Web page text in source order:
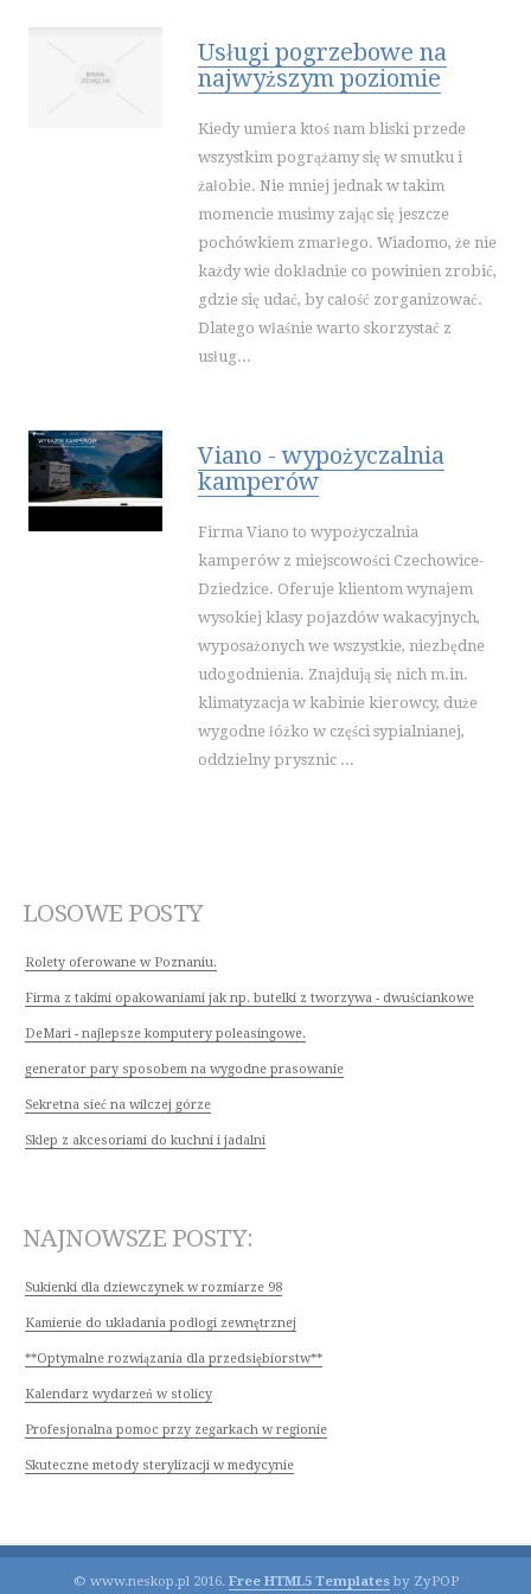
Usługi pogrzebowe na
najwyższym poziomie
Kiedy umiera ktoś nam bliski przede
wszystkim pogrążamy się w smutku i
żałobie. Nie mniej jednak w takim
momencie musimy zając się jeszcze
pochówkiem zmarłego. Wiadomo, że nie
każdy wie dokładnie co powinien zrobić,
gdzie się udać, by całość zorganizować.
Dlatego właśnie warto skorzystać z
usług...
Viano - wypożyczalnia
kamperów
Firma Viano to wypożyczalnia
kamperów z miejscowości Czechowice-
Dziedzice. Oferuje klientom wynajem
wysokiej klasy pojazdów wakacyjnych,
wyposażonych we wszystkie, niezbędne
udogodnienia. Znajdują się nich m.in.
klimatyzacja w kabinie kierowcy, duże
wygodne łóżko w części sypialnianej,
oddzielny prysznic ...
LOSOWE POSTY
Rolety oferowane w Poznaniu.
Firma z takimi opakowaniami jak np. butelki z tworzywa - dwuściankowe
DeMari - najlepsze komputery poleasingowe.
generator pary sposobem na wygodne prasowanie
Sekretna sieć na wilczej górze
Sklep z akcesoriami do kuchni i jadalni
NAJNOWSZE POSTY:
Sukienki dla dziewczynek w rozmiarze 98
Kamienie do układania podłogi zewnętrznej
**Optymalne rozwiązania dla przedsiębiorstw**
Kalendarz wydarzeń w stolicy
Profesjonalna pomoc przy zegarkach w regionie
Skuteczne metody sterylizacji w medycynie
© www.neskop.pl 2016. Free HTML5 Templatesby ZyPOP